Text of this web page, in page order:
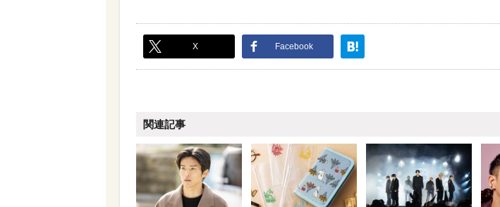
X Facebook
関連記事